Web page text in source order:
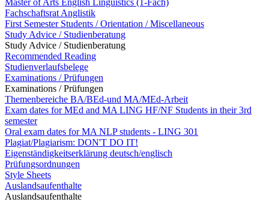
Master of Arts English Linguistics (1-Fach)
Fachschaftsrat Anglistik
First Semester Students / Orientation / Miscellaneous
Study Advice / Studienberatung
Study Advice / Studienberatung
Recommended Reading
Studienverlaufsbelege
Examinations / Prüfungen
Examinations / Prüfungen
Themenbereiche BA/BEd-und MA/MEd-Arbeit
Exam dates for MEd and MA LING HF/NF Students in their 3rd
semester
Oral exam dates for MA NLP students - LING 301
Plagiat/Plagiarism: DON'T DO IT!
Eigenständigkeitserklärung deutsch/englisch
Prüfungsordnungen
Style Sheets
Auslandsaufenthalte
Auslandsaufenthalte